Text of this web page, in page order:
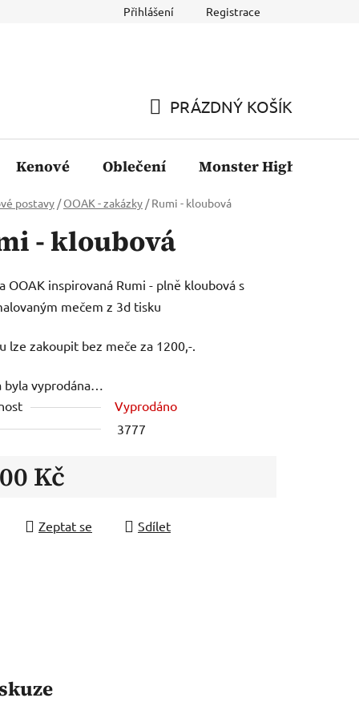
Přihlášení Registrace
KOŠÍK
PRÁZDNÝ KOŠÍK
Kenové Oblečení Monster High
postavy / OOAK - zakázky / Rumi - kloubová
- kloubová
OOAK inspirovaná Rumi - plně kloubová s
mečem z 3d tisku
lze zakoupit bez meče za 1200,-.
byla vyprodána…
Vyprodáno
3777
Kč
Zeptat se Sdílet